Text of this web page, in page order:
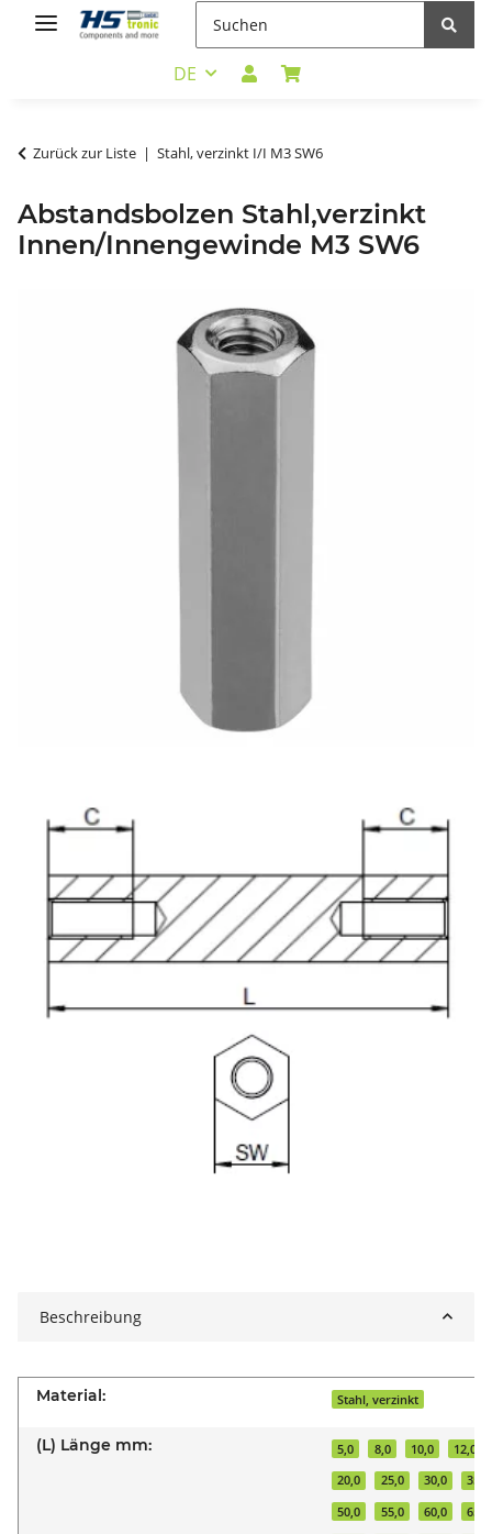
DE
Zurück zur Liste Stahl, verzinkt I/I M3 SW6
Abstandsbolzen Stahl,verzinkt
Innen/Innengewinde M3 SW6
Beschreibung
Material: Stahl, verzinkt
(L) Länge mm: 5,0 8,0 10,0 12,0
20,0 25,0 30,0 35,0
50,0 55,0 60,0 65,0